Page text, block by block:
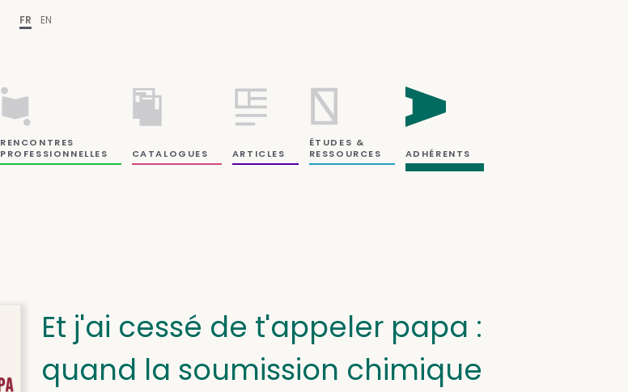
FR EN
RENCONTRES
PROFESSIONNELLES
CATALOGUES ARTICLES
ÉTUDES &
RESSOURCES
ADHÉRENTS
Et j'ai cessé de t'appeler papa :
quand la soumission chimique